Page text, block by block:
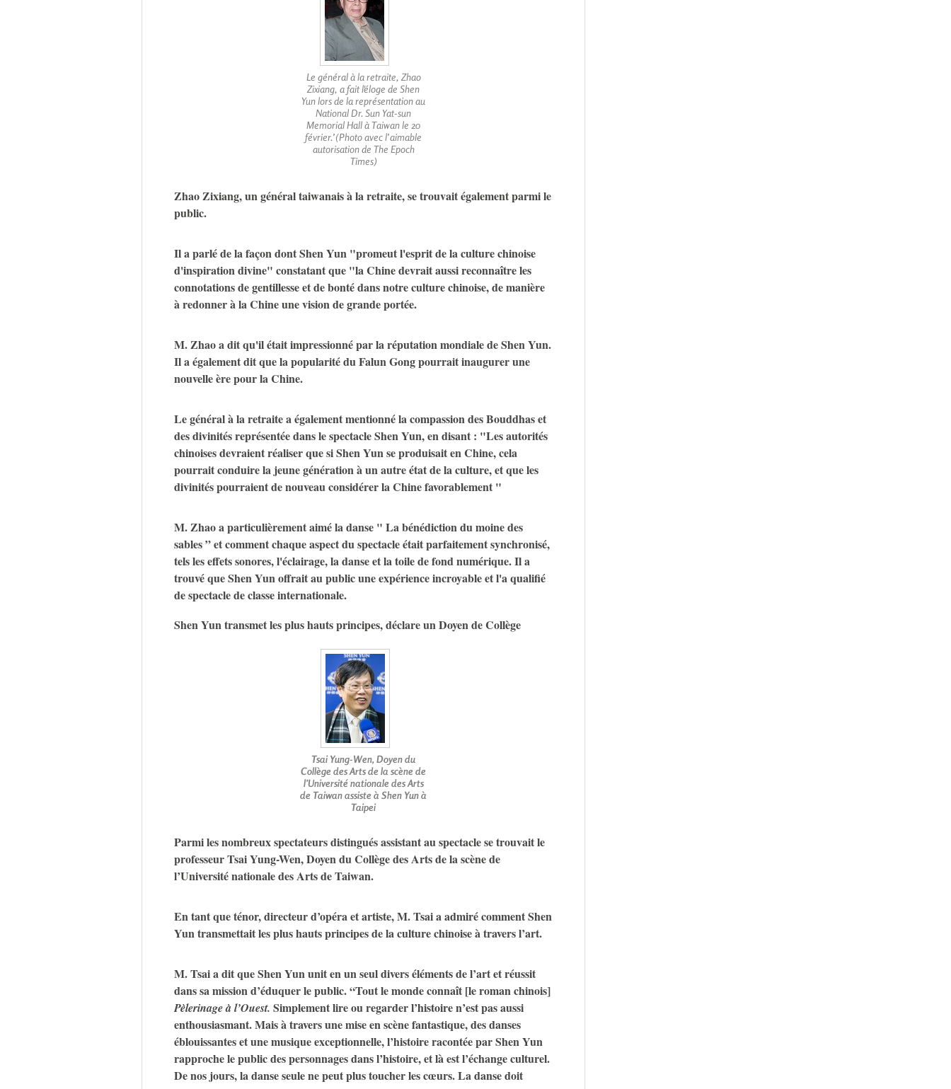
Le général à la retraite, Zhao
Zixiang, a fait l'éloge de Shen
Yun lors de la représentation au
National Dr. Sun Yat-sun
Memorial Hall à Taiwan le 20
février.’(Photo avec l’aimable
autorisation de The Epoch
Times)
Zhao Zixiang, un général taiwanais à la retraite, se trouvait également parmi le
public.
Il a parlé de la façon dont Shen Yun "promeut l'esprit de la culture chinoise
d'inspiration divine" constatant que "la Chine devrait aussi reconnaître les
connotations de gentillesse et de bonté dans notre culture chinoise, de manière
à redonner à la Chine une vision de grande portée.
M. Zhao a dit qu'il était impressionné par la réputation mondiale de Shen Yun.
Il a également dit que la popularité du Falun Gong pourrait inaugurer une
nouvelle ère pour la Chine.
Le général à la retraite a également mentionné la compassion des Bouddhas et
des divinités représentée dans le spectacle Shen Yun, en disant : "Les autorités
chinoises devraient réaliser que si Shen Yun se produisait en Chine, cela
pourrait conduire la jeune génération à un autre état de la culture, et que les
divinités pourraient de nouveau considérer la Chine favorablement "
M. Zhao a particulièrement aimé la danse " La bénédiction du moine des
sables ” et comment chaque aspect du spectacle était parfaitement synchronisé,
tels les effets sonores, l'éclairage, la danse et la toile de fond numérique. Il a
trouvé que Shen Yun offrait au public une expérience incroyable et l'a qualifié
de spectacle de classe internationale.
Shen Yun transmet les plus hauts principes, déclare un Doyen de Collège
Tsai Yung-Wen, Doyen du
Collège des Arts de la scène de
l’Université nationale des Arts
de Taiwan assiste à Shen Yun à
Taipei
Parmi les nombreux spectateurs distingués assistant au spectacle se trouvait le
professeur Tsai Yung-Wen, Doyen du Collège des Arts de la scène de
l’Université nationale des Arts de Taiwan.
En tant que ténor, directeur d’opéra et artiste, M. Tsai a admiré comment Shen
Yun transmettait les plus hauts principes de la culture chinoise à travers l’art.
M. Tsai a dit que Shen Yun unit en un seul divers éléments de l’art et réussit
dans sa mission d’éduquer le public. “Tout le monde connaît [le roman chinois]
Pèlerinage à l’Ouest. Simplement lire ou regarder l’histoire n’est pas aussi
enthousiasmant. Mais à travers une mise en scène fantastique, des danses
éblouissantes et une musique exceptionnelle, l’histoire racontée par Shen Yun
rapproche le public des personnages dans l’histoire, et là est l’échange culturel.
De nos jours, la danse seule ne peut plus toucher les cœurs. La danse doit